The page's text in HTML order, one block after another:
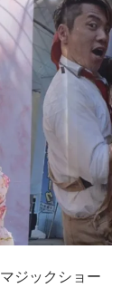
ジックショー